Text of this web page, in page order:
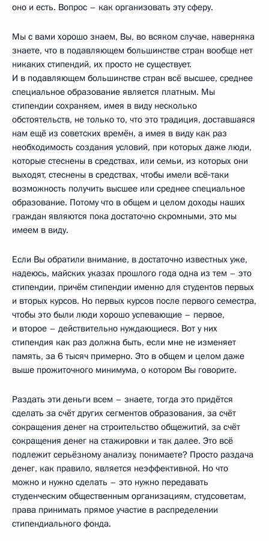
оно и есть. Вопрос – как организовать эту сферу.
Мы с вами хорошо знаем, Вы, во всяком случае, наверняка
знаете, что в подавляющем большинстве стран вообще нет
никаких стипендий, их просто не существует.
И в подавляющем большинстве стран всё высшее, среднее
специальное образование является платным. Мы
стипендии сохраняем, имея в виду несколько
обстоятельств, не только то, что это традиция, доставшаяся
нам ещё из советских времён, а имея в виду как раз
необходимость создания условий, при которых даже люди,
которые стеснены в средствах, или семьи, из которых они
выходят, стеснены в средствах, чтобы имели всё‑таки
возможность получить высшее или среднее специальное
образование. Потому что в общем и целом доходы наших
граждан являются пока достаточно скромными, это мы
имеем в виду.
Если Вы обратили внимание, в достаточно известных уже,
надеюсь, майских указах прошлого года одна из тем – это
стипендии, причём стипендии именно для студентов первых
и вторых курсов. Но первых курсов после первого семестра,
чтобы это были люди хорошо успевающие – первое,
и второе – действительно нуждающиеся. Вот у них
стипендия как раз должна быть, если мне не изменяет
память, за 6 тысяч примерно. Это в общем и целом даже
выше прожиточного минимума, о котором Вы говорите.
Раздать эти деньги всем – знаете, тогда это придётся
сделать за счёт других сегментов образования, за счёт
сокращения денег на строительство общежитий, за счёт
сокращения денег на стажировки и так далее. Это всё
подлежит серьёзному анализу, понимаете? Просто раздача
денег, как правило, является неэффективной. Но что
можно и нужно сделать – это нужно передавать
студенческим общественным организациям, студсоветам,
права принимать прямое участие в распределении
стипендиального фонда.